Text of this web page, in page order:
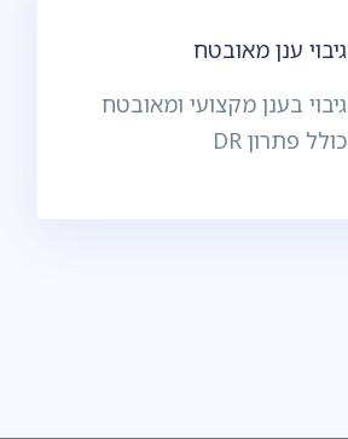
גיבוי ענן מאובטח
גיבוי בענן מקצועי ומאובטח
כולל פתרון DR